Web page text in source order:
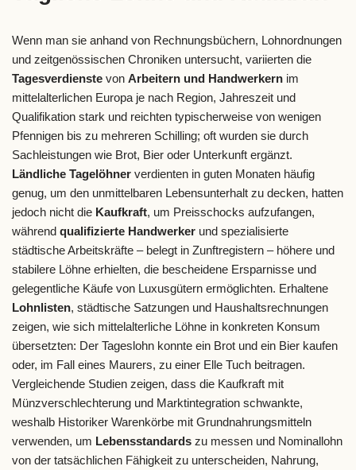
Wenn man sie anhand von Rechnungsbüchern, Lohnordnungen
und zeitgenössischen Chroniken untersucht, variierten die
Tagesverdienste von Arbeitern und Handwerkern im
mittelalterlichen Europa je nach Region, Jahreszeit und
Qualifikation stark und reichten typischerweise von wenigen
Pfennigen bis zu mehreren Schilling; oft wurden sie durch
Sachleistungen wie Brot, Bier oder Unterkunft ergänzt.
Ländliche Tagelöhner verdienten in guten Monaten häufig
genug, um den unmittelbaren Lebensunterhalt zu decken, hatten
jedoch nicht die Kaufkraft, um Preisschocks aufzufangen,
während qualifizierte Handwerker und spezialisierte
städtische Arbeitskräfte – belegt in Zunftregistern – höhere und
stabilere Löhne erhielten, die bescheidene Ersparnisse und
gelegentliche Käufe von Luxusgütern ermöglichten. Erhaltene
Lohnlisten, städtische Satzungen und Haushaltsrechnungen
zeigen, wie sich mittelalterliche Löhne in konkreten Konsum
übersetzten: Der Tageslohn konnte ein Brot und ein Bier kaufen
oder, im Fall eines Maurers, zu einer Elle Tuch beitragen.
Vergleichende Studien zeigen, dass die Kaufkraft mit
Münzverschlechterung und Marktintegration schwankte,
weshalb Historiker Warenkörbe mit Grundnahrungsmitteln
verwenden, um Lebensstandards zu messen und Nominallohn
von der tatsächlichen Fähigkeit zu unterscheiden, Nahrung,